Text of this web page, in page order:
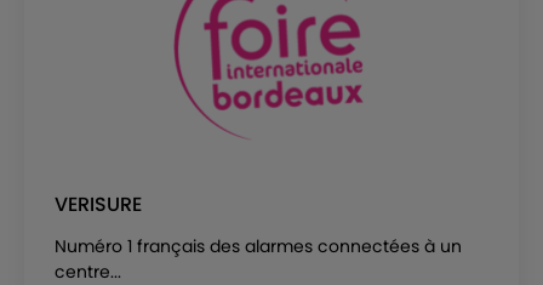
VERISURE
Numéro 1 français des alarmes connectées à un
centre...